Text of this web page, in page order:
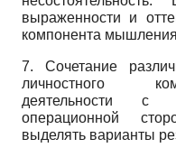
выраженности и
компонента
7. Сочетание
личностного
деятельности с
операционной
выделять варианты